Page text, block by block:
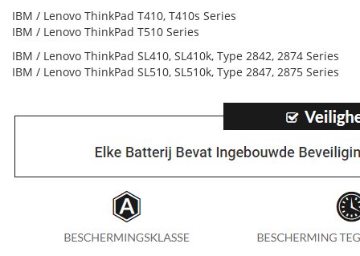
IBM / Lenovo ThinkPad T410, T410s Series
IBM / Lenovo ThinkPad T510 Series
IBM / Lenovo ThinkPad SL410, SL410k, Type 2842, 2874 Series
IBM / Lenovo ThinkPad SL510, SL510k, Type 2847, 2875 Series